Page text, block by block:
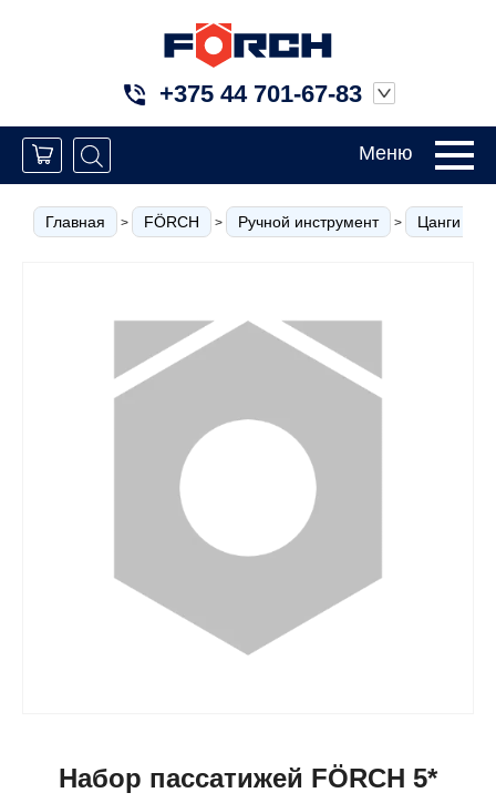
+375 44 701-67-83
Меню
Главная > FÖRCH > Ручной инструмент > Цанги
Набор пассатижей FÖRCH 5*